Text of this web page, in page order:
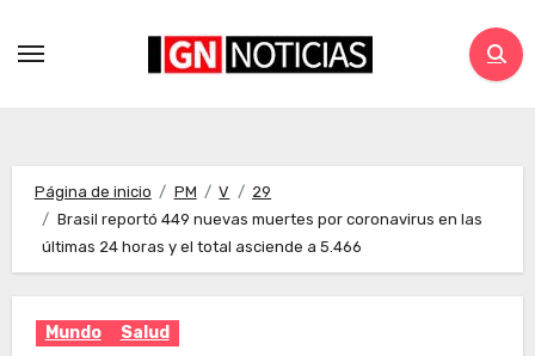
Página de inicio PM V
29
Brasil reportó 449 nuevas muertes por coronavirus en las
últimas 24 horas y el total asciende a 5.466
Mundo Salud